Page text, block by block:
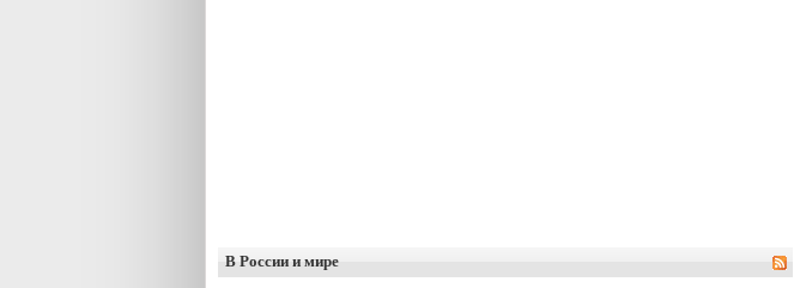
В России и мире